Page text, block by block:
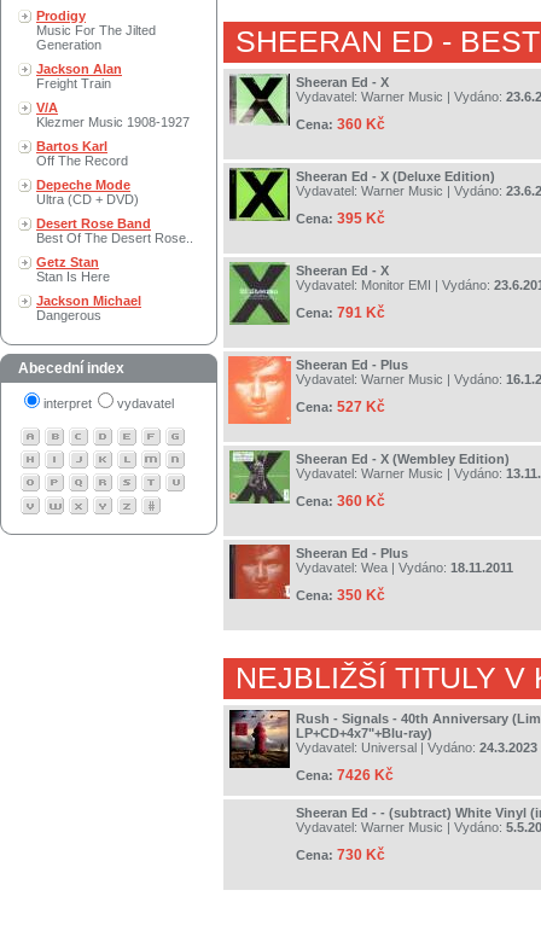
Prodigy
Music For The Jilted
Generation
Jackson Alan
Freight Train
V/A
Klezmer Music 1908-1927
Bartos Karl
Off The Record
Depeche Mode
Ultra (CD + DVD)
Desert Rose Band
Best Of The Desert Rose..
Getz Stan
Stan Is Here
Jackson Michael
Dangerous
Abecední index
interpret vydavatel
SHEERAN ED -
Sheeran Ed - X
Vydavatel: Warner Music | Vydáno:
Cena: 360 Kč
Sheeran Ed - X (Deluxe Edition)
Vydavatel: Warner Music | Vydáno:
Cena: 395 Kč
Sheeran Ed - X
Vydavatel: Monitor EMI | Vydáno:
Cena: 791 Kč
Sheeran Ed - Plus
Vydavatel: Warner Music | Vydáno:
Cena: 527 Kč
Sheeran Ed - X (Wembley Edition)
Vydavatel: Warner Music | Vydáno:
Cena: 360 Kč
Sheeran Ed - Plus
Vydavatel: Wea | Vydáno: 18.11.2011
Cena: 350 Kč
NEJBLIŽŠÍ TITULY V
Rush - Signals - 40th Anniversary
LP+CD+4x7"+Blu-ray)
Vydavatel: Universal | Vydáno: 24.3.2023
Cena: 7426 Kč
Sheeran Ed - - (subtract) White Vinyl
Vydavatel: Warner Music | Vydáno:
Cena: 730 Kč